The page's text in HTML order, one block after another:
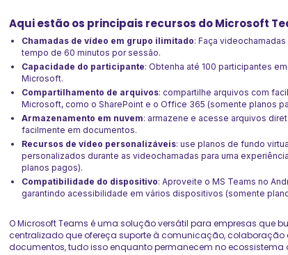
Aqui estão os principais recursos do Microsoft
Chamadas de vídeo em grupo ilimitado: Faça
tempo de 60 minutos por sessão.
Capacidade do participante: Obtenha até 100 participantes
Microsoft.
Compartilhamento de arquivos: compartilhe arquivos com
Microsoft, como o SharePoint e o Office 365 (somente planos
Armazenamento em nuvem: armazene e acesse arquivos
facilmente em documentos.
Recursos de vídeo personalizáveis: use planos de fundo
personalizados durante as videochamadas para uma
planos pagos).
Compatibilidade do dispositivo: Aproveite o MS Teams no
garantindo acessibilidade em vários dispositivos (somente
O Microsoft Teams é uma solução versátil para empresas que
centralizado que ofereça suporte à comunicação, colaboração
documentos, tudo isso enquanto permanecem no ecossistema